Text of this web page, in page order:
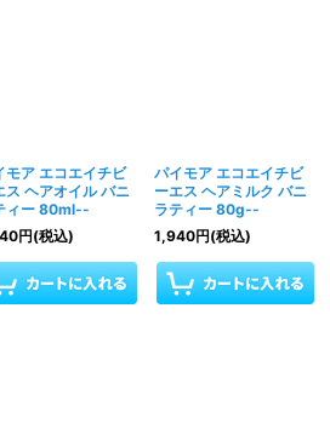
モア エコエイチビ
ス ヘアオイル バニ
ィー 80ml--
円(税込)
パイモア エコエイチビ
ーエス ヘアミルク バニ
ラティー 80g--
1,940円(税込)